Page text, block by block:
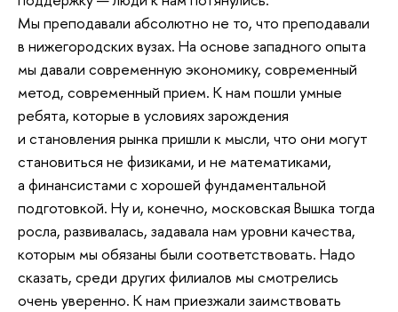
Мы преподавали абсолютно не то, что преподавали
в нижегородских вузах. На основе западного опыта
мы давали современную экономику, современный
метод, современный прием. К нам пошли умные
ребята, которые в условиях зарождения
и становления рынка пришли к мысли, что они могут
становиться не физиками, и не математиками,
а финансистами с хорошей фундаментальной
подготовкой. Ну и, конечно, московская Вышка тогда
росла, развивалась, задавала нам уровни качества,
которым мы обязаны были соответствовать. Надо
сказать, среди других филиалов мы смотрелись
очень уверенно. К нам приезжали заимствовать